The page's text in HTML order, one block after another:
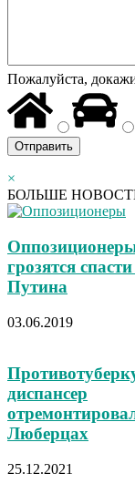
Пожалуйста,
×
БОЛЬШЕ
грозятся
Путина
03.06.2019
диспансер
Люберцах
25.12.2021